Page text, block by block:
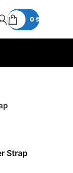
0₺
Strap